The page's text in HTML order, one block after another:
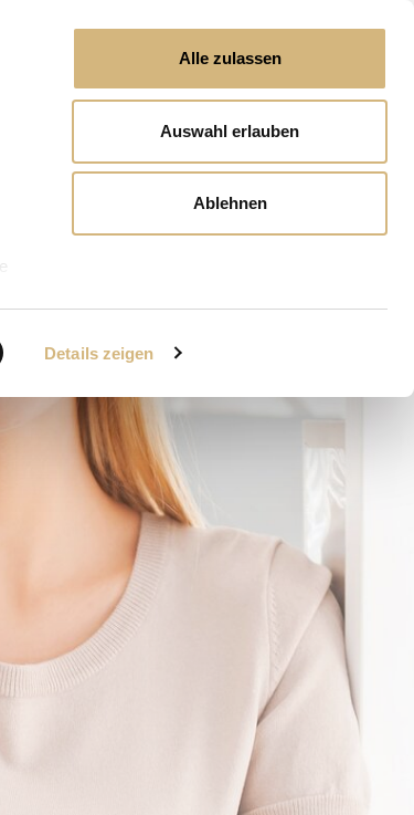
Details zeigen
Alle zulassen
Auswahl erlauben
Ablehnen